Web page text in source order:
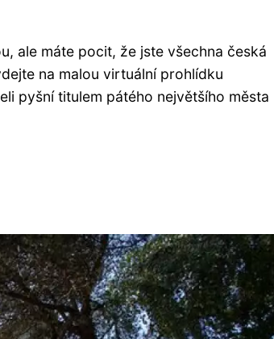
ale máte pocit, že jste všechna česká
na malou virtuální prohlídku
pyšní titulem pátého největšího města